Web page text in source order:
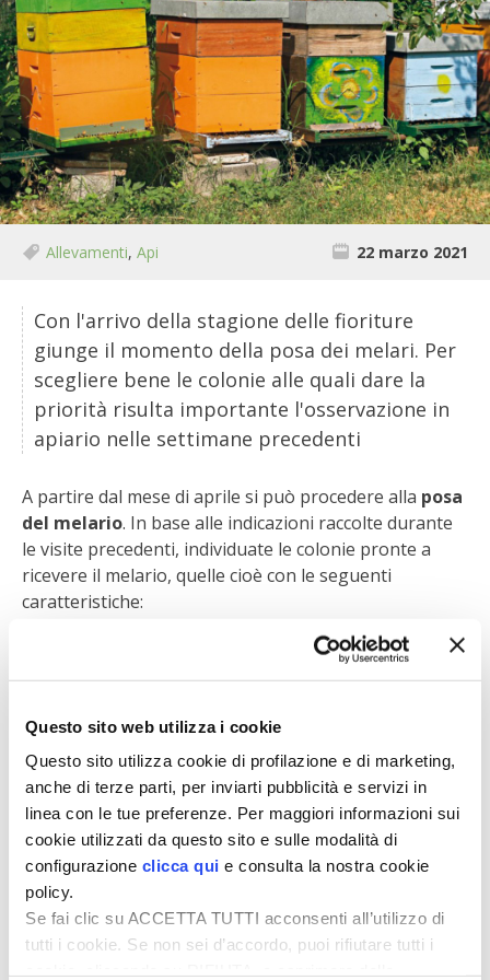
Questo sito web utilizza i cookie
Questo sito utilizza cookie di profilazione e di marketing,
anche di terze parti, per inviarti pubblicità e servizi in
linea con le tue preferenze. Per maggiori informazioni sui
cookie utilizzati da questo sito e sulle modalità di
configurazione clicca qui e consulta la nostra cookie
policy.
Se fai clic su ACCETTA TUTTI acconsenti all’utilizzo di
tutti i cookie. Se non sei d’accordo, puoi rifiutare tutti i
CUCINA
PRODOTTI
FARFALLE DELLA CAMPAGNA
PICCOLO POLLAIO
CONSERVARE LA FRUTTA
CONSERVE DELL’ORTO
FACEM
STIHL
BLUMEN
NOCCIOLA DI CALABRIA
MEDICINA DEI SEMPLICI
SCONTI NOVEMBRE
COMPO
HUSQVARNA
ZAPI GARDEN
Allevamenti, Api 22 marzo 2021
Con l'arrivo della stagione delle fioriture
giunge il momento della posa dei melari. Per
scegliere bene le colonie alle quali dare la
priorità risulta importante l'osservazione in
apiario nelle settimane precedenti
A partire dal mese di aprile si può procedere alla posa
del melario. In base alle indicazioni raccolte durante
le visite precedenti, individuate le colonie pronte a
ricevere il melario, quelle cioè con le seguenti
caratteristiche:
sviluppo del nido completo, con le api che
occupano tutti i telaini;
nuovi) che tendono a costruire favi verso l’alto,
ricoprendo la parte alta dei telaini e la stecca
portafavo con cera fresca (riconoscibile per il
colore bianco-giallo chiaro);
presenza di una regina giovane.
È utile spingere alla salita al melario anche le famiglie
che non hanno occupato totalmente i favi del nido. In
questo modo approfitterete della fioritura più